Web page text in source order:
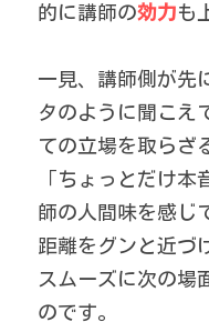
的に講師の効力も
一見、講師側が先
タのように聞こえ
ての立場を取らざ
「ちょっとだけ
師の人間味を感じ
距離をグンと近づ
スムーズに次の場
のです。